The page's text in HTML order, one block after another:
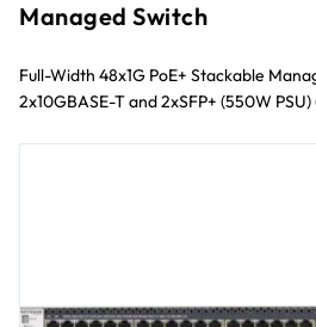
Managed Switch
Full-Width 48x1G PoE+ Stackable
2x10GBASE-T and 2xSFP+ (550W